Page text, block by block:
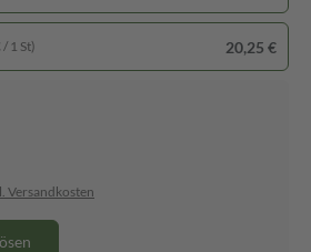
1 St) 20,25 €
Versandkosten